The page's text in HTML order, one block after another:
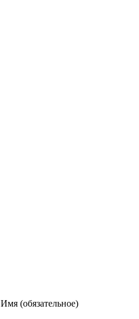
Имя (обязательное)